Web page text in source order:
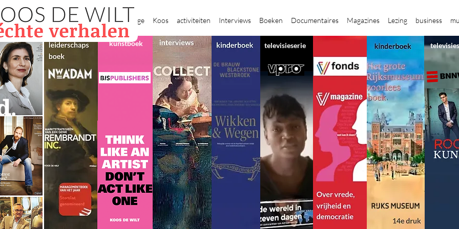
New Page Koos activiteiten Interviews Boeken Documentaires Magazines Lezing business
kunstboek televisieserie